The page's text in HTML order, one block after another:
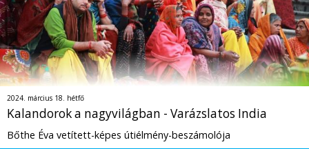
2024. március 18. hétfő
Kalandorok a nagyvilágban - Varázslatos India
Bőthe Éva vetített-képes útiélmény-beszámolója